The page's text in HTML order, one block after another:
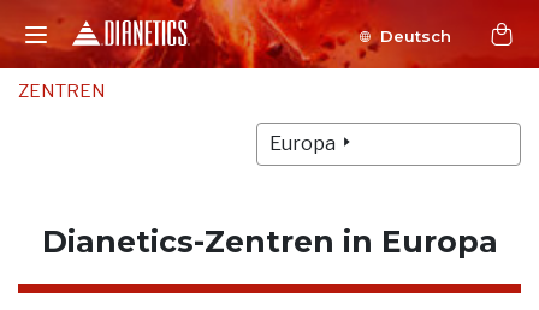
Deutsch
ZENTREN
Europa
Dianetics-Zentren in Europa